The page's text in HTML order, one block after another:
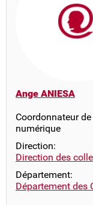
Ange ANIESA
Coordonnateur
numérique
Direction:
Direction des
Département:
Département des